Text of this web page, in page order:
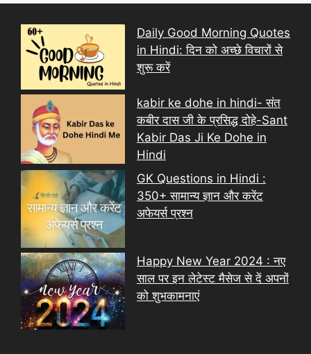
Daily Good Morning Quotes
in Hindi: दिन को अच्छे विचारों से
शुरू करें
kabir ke dohe in hindi- संत
कबीर दास जी के प्रसिद्ध दोहे-Sant
Kabir Das Ji Ke Dohe in
Hindi
GK Questions in Hindi :
350+ सामान्य ज्ञान और करेंट
अफेयर्स प्रश्न
Happy New Year 2024 : नए
साल पर इन लेटेस्ट मैसेज से दें अपनों
को शुभकामनाएं